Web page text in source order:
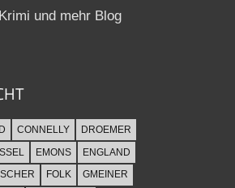
und mehr Blog
CONNELLY
DROEMER
EMONS
ENGLAND
FOLK
GMEINER